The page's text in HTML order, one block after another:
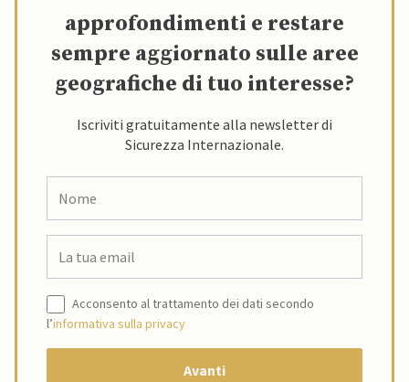
approfondimenti e restare
sempre aggiornato sulle aree
geografiche di tuo interesse?
Iscriviti gratuitamente alla newsletter di
Sicurezza Internazionale.
Acconsento al trattamento dei dati secondo
l’informativa sulla privacy